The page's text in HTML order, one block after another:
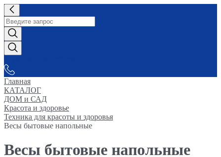
Главная
КАТАЛОГ
ДОМ и САД
Красота и здоровье
Техника для красоты и здоровья
Весы бытовые напольные
Весы бытовые напольные